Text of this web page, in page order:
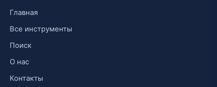
Главная
Все инструменты
Поиск
О нас
Контакты